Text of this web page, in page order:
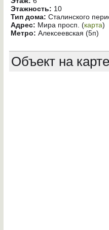
Этажность: 10
Тип дома: Сталинского
Адрес: Мира просп. (карта)
Метро: Алексеевская (5п)
Объект на карте